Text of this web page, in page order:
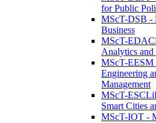
for Public
MScT-DSB -
Business
MScT-
Analytics and
MScT-EESM
Engineering
Management
MScT-
Smart Cities
MScT-IOT -